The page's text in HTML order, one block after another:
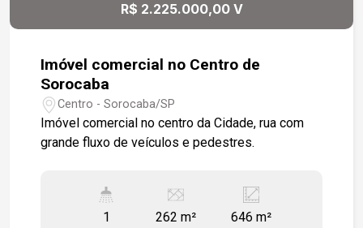
R$ 2.225.000,00 V
Imóvel comercial no Centro de
Sorocaba
Centro - Sorocaba/SP
Imóvel comercial no centro da Cidade, rua com
grande fluxo de veículos e pedestres.
1 262 m² 646 m²